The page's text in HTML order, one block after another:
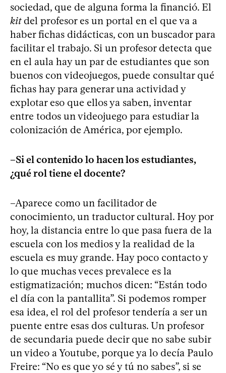
sociedad, que de alguna forma la financió. El
kitdel profesor es un portal en el que va a
haber fichas didácticas, con un buscador para
facilitar el trabajo. Si un profesor detecta que
en el aula hay un par de estudiantes que son
buenos con videojuegos, puede consultar qué
fichas hay para generar una actividad y
explotar eso que ellos ya saben, inventar
entre todos un videojuego para estudiar la
colonización de América, por ejemplo.
–Si el contenido lo hacen los estudiantes,
¿qué rol tiene el docente?
–Aparece como un facilitador de
conocimiento, un traductor cultural. Hoy por
hoy, la distancia entre lo que pasa fuera de la
escuela con los medios y la realidad de la
escuela es muy grande. Hay poco contacto y
lo que muchas veces prevalece es la
estigmatización; muchos dicen: “Están todo
el día con la pantallita”. Si podemos romper
esa idea, el rol del profesor tendería a ser un
puente entre esas dos culturas. Un profesor
de secundaria puede decir que no sabe subir
un video a Youtube, porque ya lo decía Paulo
Freire: “No es que yo sé y tú no sabes”, si se